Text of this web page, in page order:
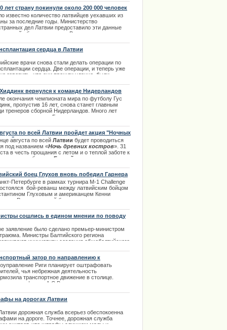
мировых брендовых фирм выпускающих
модные марки одежды, которые
от торговли мехом.
лет страну покинули около 200 000 человек
известно количество латвийцев уехавших из
за последние годы. Министерство
дел Латвии предоставило эти данные
широкой общественности. В ежегодном отчете
сердца в Латвии
врачи снова стали делать операции по
сердца. Две операции, и теперь уже
говорить, что они прошли удачно, были
успешно проведены две операции. Пациенты
себя хорошо. Обе операции были сделаны
научных исследований. Одна такая
стоит 29 тысяч евро.
вернулся к команде Нидерландов
окончания чемпионата мира по футболу Гус
пропустив 16 лет, снова станет главным
тренеров сборной Нидерландов. Много лет
с тех пор, когда Гус перестал заниматься
Через 16 лет Хиддинк возвращается к
своей карьеры и именно здесь он начнет
сборную на новые высоты.
по всей Латвии пройдет акция "Ночных
августа по всей Латвии будет проводиться
под названием «Ночь древних костров». 31
в честь прощания с летом и о теплой заботе к
на многих берегах Балтийского моря
участвовать в этой акции в специально
для костров местах. Далее в полном
| 01.08.2013
боец Глухов вновь победил Гарнера
Петербурге в рамках турнира M-1 Challenge
бой-реванш между латвийским бойцом
Глуховым и американцем Кенни
Решение судей было единогласным.
сошлись в едином мнении по поводу
заявление было сделано премьер-министром
Министры Балтийского региона
инициативу создания общебалтийского
затор по направлению к
мостуРиги планирует оштрафовать
чья небрежная деятельность
транспортное движение в столице.
фирма A.C.B. получит
на дорогах Латвии
дорожная служба всерьез обеспокоенна
на дороге. Точнее, дорожная служба
считает, что штрафы слишком малы и